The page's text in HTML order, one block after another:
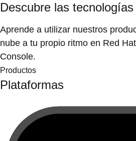
Descubre las
Aprende a utilizar nuestros
nube a tu propio ritmo en Red
Console.
Productos
Plataformas